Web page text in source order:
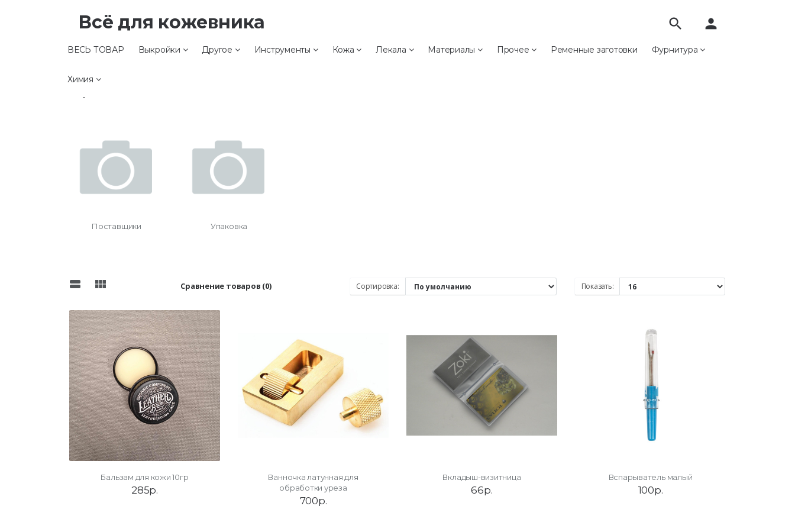
Всё для кожевника
ВЕСЬ ТОВАР Выкройки Другое Инструменты Кожа Лекала Материалы Прочее Ременные заготовки Фурнитура
Химия
search person
Прочее
Поставщики Упаковка
view_stream view_module Сравнение товаров (0) Сортировка: Показать:
Бальзам для кожи 10гр
285р.
Ванночка латунная для
обработки уреза
700р.
Вкладыш-визитница
66р.
Вспарыватель малый
100р.